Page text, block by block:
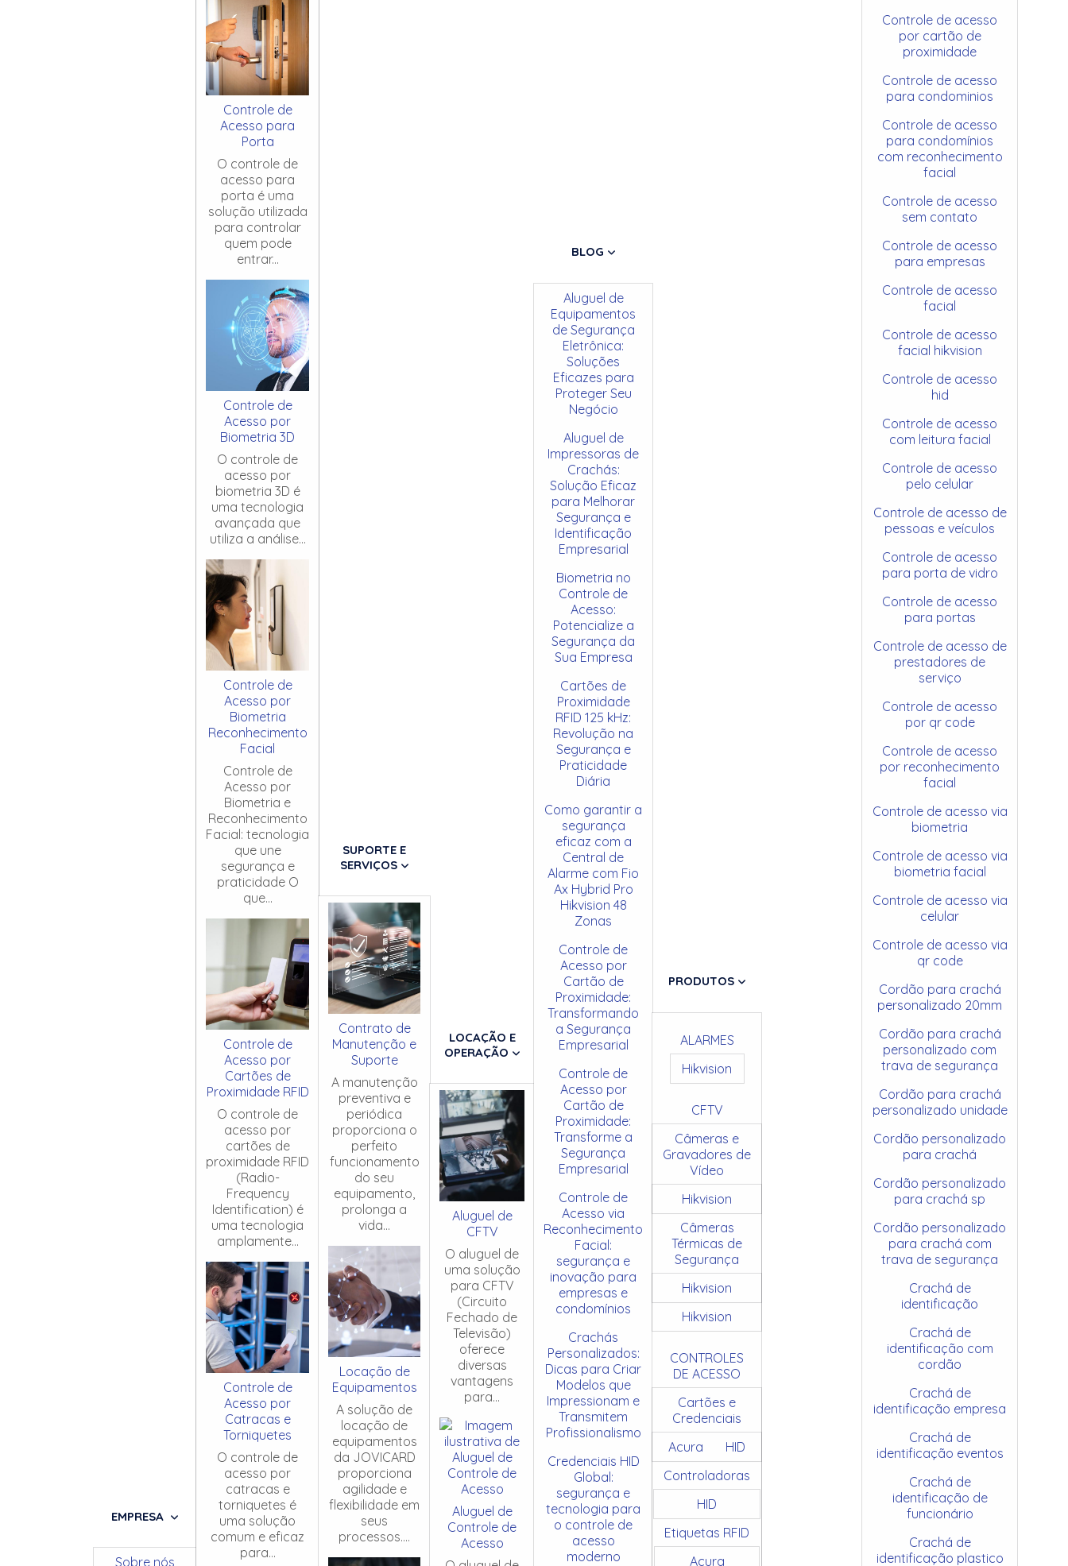
EMPRESA
Sobre nós
Controle de
Acesso para
Porta
O controle de
acesso para
porta é uma
solução utilizada
para controlar
quem pode
entrar...
Controle de
Acesso por
Biometria 3D
O controle de
acesso por
biometria 3D é
uma tecnologia
avançada que
utiliza a análise...
Controle de
Acesso por
Biometria
Reconhecimento
Facial
Controle de
Acesso por
Biometria e
Reconhecimento
Facial: tecnologia
que une
segurança e
praticidade O
que...
Controle de
Acesso por
Cartões de
Proximidade RFID
O controle de
acesso por
cartões de
proximidade RFID
(Radio-
Frequency
Identification) é
uma tecnologia
amplamente...
Controle de
Acesso por
Catracas e
Torniquetes
O controle de
acesso por
catracas e
torniquetes é
uma solução
comum e eficaz
para...
SUPORTE E
SERVIÇOS
Contrato de
Manutenção e
Suporte
A manutenção
preventiva e
periódica
proporciona o
perfeito
funcionamento
do seu
equipamento,
prolonga a
vida...
Locação de
Equipamentos
A solução de
locação de
equipamentos
da JOVICARD
proporciona
agilidade e
flexibilidade em
seus
processos....
LOCAÇÃO E
OPERAÇÃO
Aluguel de
CFTV
O aluguel de
uma solução
para CFTV
(Circuito
Fechado de
Televisão)
oferece
diversas
vantagens
para...
Aluguel de
Controle de
Acesso
BLOG
Aluguel de
Equipamentos
de Segurança
Eletrônica:
Soluções
Eficazes para
Proteger Seu
Negócio
Aluguel de
Impressoras de
Crachás:
Solução Eficaz
para Melhorar
Segurança e
Identificação
Empresarial
Biometria no
Controle de
Acesso:
Potencialize a
Segurança da
Sua Empresa
Cartões de
Proximidade
RFID 125 kHz:
Revolução na
Segurança e
Praticidade
Diária
Como garantir a
segurança
eficaz com a
Central de
Alarme com Fio
Ax Hybrid Pro
Hikvision 48
Zonas
Controle de
Acesso por
Cartão de
Proximidade:
Transformando
a Segurança
Empresarial
Controle de
Acesso por
Cartão de
Proximidade:
Transforme a
Segurança
Empresarial
Controle de
Acesso via
Reconhecimento
Facial:
segurança e
inovação para
empresas e
condomínios
Crachás
Personalizados:
Dicas para Criar
Modelos que
Impressionam e
Transmitem
Profissionalismo
Credenciais HID
Global:
segurança e
tecnologia para
o controle de
acesso
moderno
PRODUTOS
ALARMES
Hikvision
CFTV
Câmeras e
Gravadores de
Vídeo
Hikvision
Câmeras
Térmicas de
Segurança
Hikvision
Hikvision
CONTROLES
DE ACESSO
Cartões e
Credenciais
Acura
HID
Controladoras
HID
Etiquetas RFID
Acura
Controle de acesso
por cartão de
proximidade
Controle de acesso
para condominios
Controle de acesso
para condomínios
com reconhecimento
facial
Controle de acesso
sem contato
Controle de acesso
para empresas
Controle de acesso
facial
Controle de acesso
facial hikvision
Controle de acesso
hid
Controle de acesso
com leitura facial
Controle de acesso
pelo celular
Controle de acesso de
pessoas e veículos
Controle de acesso
para porta de vidro
Controle de acesso
para portas
Controle de acesso de
prestadores de
serviço
Controle de acesso
por qr code
Controle de acesso
por reconhecimento
facial
Controle de acesso via
biometria
Controle de acesso via
biometria facial
Controle de acesso via
celular
Controle de acesso via
qr code
Cordão para crachá
personalizado 20mm
Cordão para crachá
personalizado com
trava de segurança
Cordão para crachá
personalizado unidade
Cordão personalizado
para crachá
Cordão personalizado
para crachá sp
Cordão personalizado
para crachá com
trava de segurança
Crachá de
identificação
Crachá de
identificação com
cordão
Crachá de
identificação empresa
Crachá de
identificação eventos
Crachá de
identificação de
funcionário
Crachá de
identificação plastico